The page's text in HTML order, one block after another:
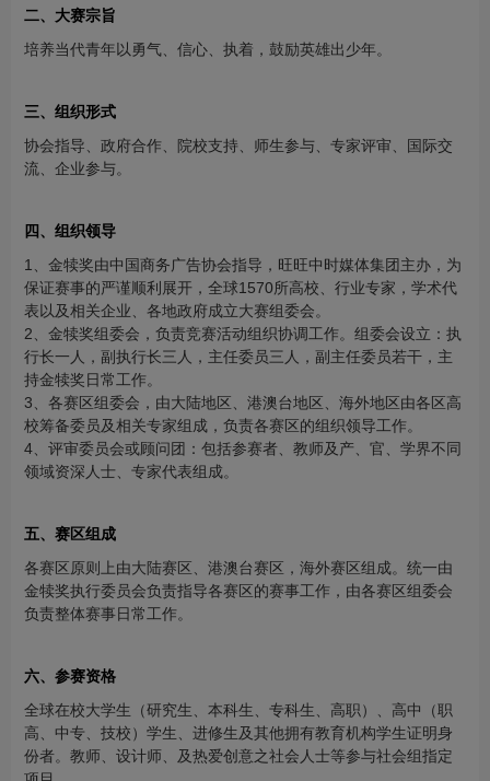
二、大赛宗旨
培养当代青年以勇气、信心、执着，鼓励英雄出少年。
三、组织形式
协会指导、政府合作、院校支持、师生参与、专家评审、国际交
流、企业参与。
四、组织领导
1、金犊奖由中国商务广告协会指导，旺旺中时媒体集团主办，为
保证赛事的严谨顺利展开，全球1570所高校、行业专家，学术代
表以及相关企业、各地政府成立大赛组委会。
2、金犊奖组委会，负责竞赛活动组织协调工作。组委会设立：执
行长一人，副执行长三人，主任委员三人，副主任委员若干，主
持金犊奖日常工作。
3、各赛区组委会，由大陆地区、港澳台地区、海外地区由各区高
校筹备委员及相关专家组成，负责各赛区的组织领导工作。
4、评审委员会或顾问团：包括参赛者、教师及产、官、学界不同
领域资深人士、专家代表组成。
五、赛区组成
各赛区原则上由大陆赛区、港澳台赛区，海外赛区组成。统一由
金犊奖执行委员会负责指导各赛区的赛事工作，由各赛区组委会
负责整体赛事日常工作。
六、参赛资格
全球在校大学生（研究生、本科生、专科生、高职）、高中（职
高、中专、技校）学生、进修生及其他拥有教育机构学生证明身
份者。教师、设计师、及热爱创意之社会人士等参与社会组指定